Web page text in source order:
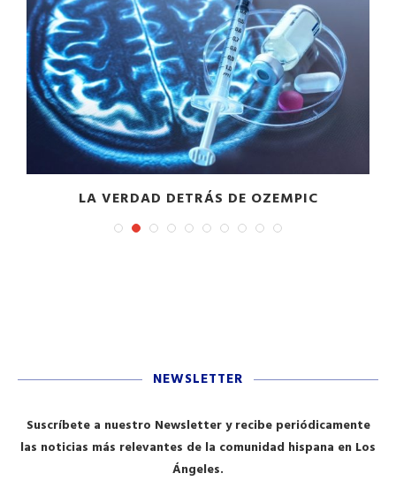
LA VERDAD DETRÁS DE OZEMPIC
NEWSLETTER
Suscríbete a nuestro Newsletter y recibe periódicamente
las noticias más relevantes de la comunidad hispana en Los
Ángeles.